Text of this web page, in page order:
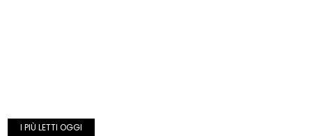
I PIÙ LETTI OGGI